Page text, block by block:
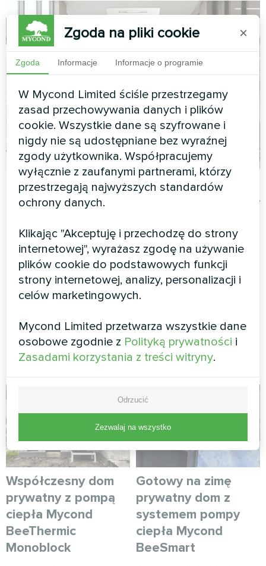
Mycond 29.04.2026 Systemy klimatyzacji
Klimakonwektor kasetonowy czy kanałowy
biura i usług
WIĘCEJ WPISÓW NA BLOGU
Rozwiązania Myсond
Współczesny dom
prywatny z pompą
ciepła Mycond
BeeThermic
Monoblock
Gotowy na zimę
prywatny dom z
systemem pompy
ciepła Mycond
BeeSmart
Zgoda na pliki cookie ×
Zgoda Informacje Informacje o programie
W Mycond Limited ściśle przestrzegamy
zasad przechowywania danych i plików
cookie. Wszystkie dane są szyfrowane i
nigdy nie są udostępniane bez wyraźnej
zgody użytkownika. Współpracujemy
wyłącznie z zaufanymi partnerami, którzy
przestrzegają najwyższych standardów
ochrony danych.
Klikając "Akceptuję i przechodzę do strony
internetowej", wyrażasz zgodę na używanie
plików cookie do podstawowych funkcji
strony internetowej, analizy, personalizacji i
celów marketingowych.
Mycond Limited przetwarza wszystkie dane
osobowe zgodnie z Polityką prywatności i
Zasadami korzystania z treści witryny.
Odrzucić
Zezwalaj na wszystko